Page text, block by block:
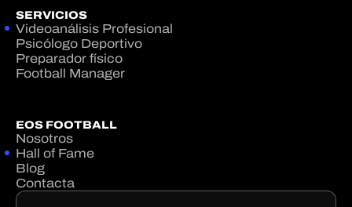
SERVICIOS
Videoanálisis Profesional
Psicólogo Deportivo
Preparador físico
Football Manager
EOS FOOTBALL
Nosotros
Hall of Fame
Blog
Contacta